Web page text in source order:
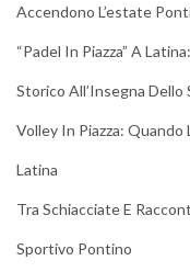
Accendono L’estate
“Padel In Piazza” A
Storico All’Insegna Dello
Volley In Piazza:
Latina
Tra Schiacciate E
Sportivo Pontino